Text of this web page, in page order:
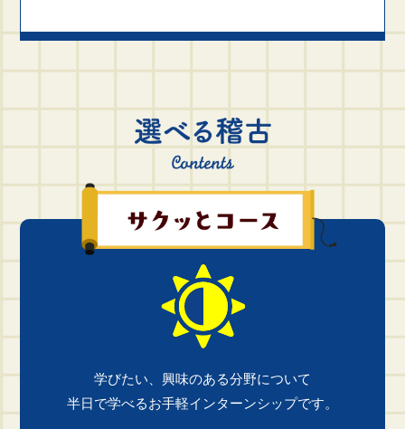
学びたい、興味のある分野について
半日で学べるお手軽インターンシップです。